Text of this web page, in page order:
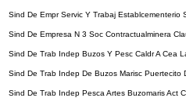
Sind De Empr Servic Y Trabaj Establcementerio
Sind De Empresa N 3 Soc Contractualminera
Sind De Trab Indep Buzos Y Pesc Caldr A Cea
Sind De Trab Indep De Buzos Marisc Puertecito
Sind De Trab Indep Pesca Artes Buzomaris Act